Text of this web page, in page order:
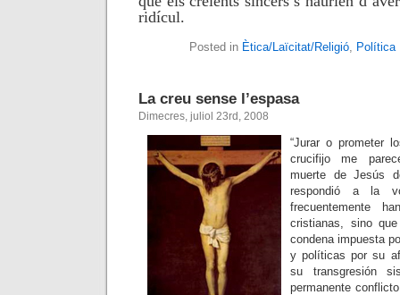
ridícul.
Posted in Ètica/Laïcitat/Religió, Política
La creu sense l’espasa
Dimecres, juliol 23rd, 2008
“Jurar o prometer
crucifijo me
muerte de Jesús
respondió a la
frecuentemente
cristianas, sino
condena impuesta
y políticas por su
su transgresión
permanente